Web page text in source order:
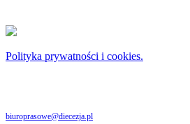
Polityka prywatności i cookies.
biuroprasowe@diecezja.pl